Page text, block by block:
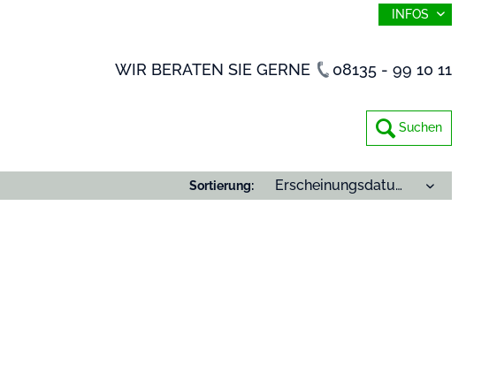
INFOS
Suchen
WIR BERATEN SIE GERNE 08135 - 99 10 11
Sortierung: